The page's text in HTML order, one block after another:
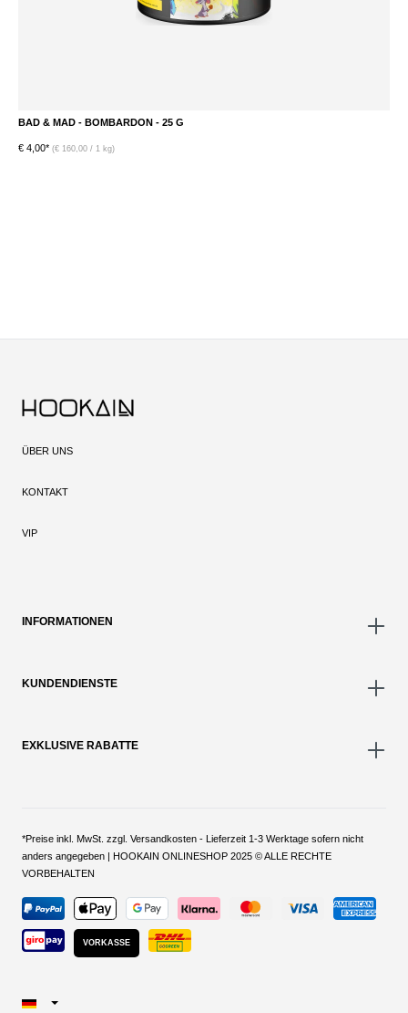
BAD & MAD - BOMBARDON - 25 G
€ 4,00* (€ 160,00 / 1 kg)
ÜBER UNS
KONTAKT
VIP
INFORMATIONEN
KUNDENDIENSTE
EXKLUSIVE RABATTE
*Preise inkl. MwSt. zzgl. Versandkosten - Lieferzeit 1-3 Werktage sofern nicht
anders angegeben | HOOKAIN ONLINESHOP 2025 © ALLE RECHTE
VORBEHALTEN
VORKASSE